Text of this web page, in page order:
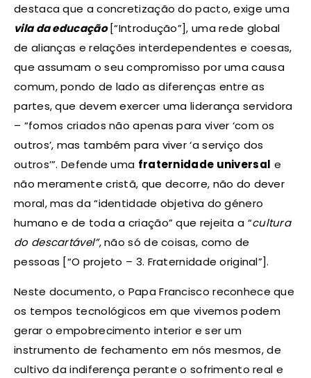
destaca que a concretização do pacto, exige uma
vila da educação [“Introdução”], uma rede global
de alianças e relações interdependentes e coesas,
que assumam o seu compromisso por uma causa
comum, pondo de lado as diferenças entre as
partes, que devem exercer uma liderança servidora
– “fomos criados não apenas para viver ‘com os
outros’, mas também para viver ‘a serviço dos
outros’”. Defende uma fraternidade universal e
não meramente cristã, que decorre, não do dever
moral, mas da “identidade objetiva do género
humano e de toda a criação” que rejeita a “cultura
do descartável”, não só de coisas, como de
pessoas [“O projeto – 3. Fraternidade original”].
Neste documento, o Papa Francisco reconhece que
os tempos tecnológicos em que vivemos podem
gerar o empobrecimento interior e ser um
instrumento de fechamento em nós mesmos, de
cultivo da indiferença perante o sofrimento real e